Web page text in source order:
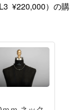
¥220,000）の購